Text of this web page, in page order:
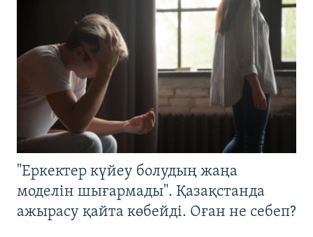
"Еркектер күйеу болудың жаңа
моделін шығармады". Қазақстанда
ажырасу қайта көбейді. Оған не себеп?